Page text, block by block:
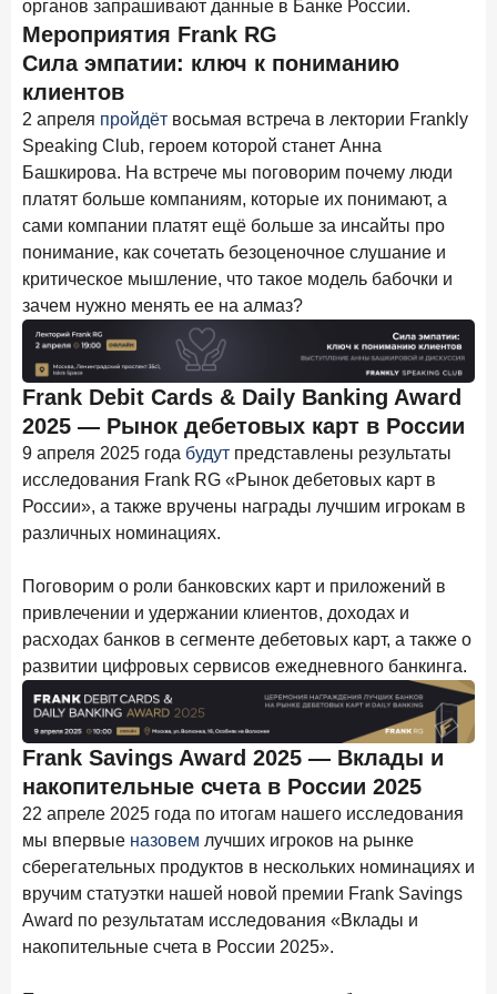
в феврале 2026 года
18 марта 2026 года ИССЛЕДОВАНИЕ
Банки начали снижать ставки по вкладам еще до
решения ЦБ
16 марта 2026 года
Frank RG объявила победителей кейс-чемпионата
2026 года
12 марта 2026 года ИССЛЕДОВАНИЕ
Банки ускорили работу с претензиями
Рассылка Frank RG
Итоги недели, наша трактовка основных событий
на банковском рынке
ПОДПИСАТЬСЯ
Я согласен с условиями
10 марта 2026 года ИССЛЕДОВАНИЕ
Куда уходят деньги? Frank RG исследует рынок
вкладов
6 марта 2026 года
По итогам февраля 2026 года объем выдач кредитов
составил 748,4 млрд руб.
25 февраля 2026 года ИССЛЕДОВАНИЕ
Ипотека. Итоги работы крупнейших ипотечных банков
в январе 2026 года
ИССЛЕДОВАНИЕ
Не по цене, а по ценности: как россияне выбирали
органов запрашивают данные в Банке России.
Мероприятия Frank RG
Сила эмпатии: ключ к пониманию
клиентов
2 апреля пройдёт восьмая встреча в лектории Frankly
Speaking Club, героем которой станет Анна
Башкирова. На встрече мы поговорим почему люди
платят больше компаниям, которые их понимают, а
сами компании платят ещё больше за инсайты про
понимание, как сочетать безоценочное слушание и
критическое мышление, что такое модель бабочки и
зачем нужно менять ее на алмаз?
Frank Debit Cards & Daily Banking Award
2025 — Рынок дебетовых карт в России
9 апреля 2025 года будут представлены результаты
исследования Frank RG «Рынок дебетовых карт в
России», а также вручены награды лучшим игрокам в
различных номинациях.
Поговорим о роли банковских карт и приложений в
привлечении и удержании клиентов, доходах и
расходах банков в сегменте дебетовых карт, а также о
развитии цифровых сервисов ежедневного банкинга.
Frank Savings Award 2025 — Вклады и
накопительные счета в России 2025
22 апреле 2025 года по итогам нашего исследования
мы впервые назовем лучших игроков на рынке
сберегательных продуктов в нескольких номинациях и
вручим статуэтки нашей новой премии Frank Savings
Award по результатам исследования «Вклады и
накопительные счета в России 2025».